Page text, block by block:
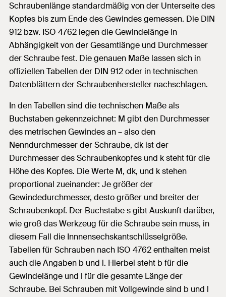
Schraubenlänge standardmäßig von der Unterseite des
Kopfes bis zum Ende des Gewindes gemessen. Die DIN
912 bzw. ISO 4762 legen die Gewindelänge in
Abhängigkeit von der Gesamtlänge und Durchmesser
der Schraube fest. Die genauen Maße lassen sich in
offiziellen Tabellen der DIN 912 oder in technischen
Datenblättern der Schraubenhersteller nachschlagen.
In den Tabellen sind die technischen Maße als
Buchstaben gekennzeichnet: M gibt den Durchmesser
des metrischen Gewindes an – also den
Nenndurchmesser der Schraube, dk ist der
Durchmesser des Schraubenkopfes und k steht für die
Höhe des Kopfes. Die Werte M, dk, und k stehen
proportional zueinander: Je größer der
Gewindedurchmesser, desto größer und breiter der
Schraubenkopf. Der Buchstabe s gibt Auskunft darüber,
wie groß das Werkzeug für die Schraube sein muss, in
diesem Fall die Innnensechskantschlüsselgröße.
Tabellen für Schrauben nach ISO 4762 enthalten meist
auch die Angaben b und l. Hierbei steht b für die
Gewindelänge und l für die gesamte Länge der
Schraube. Bei Schrauben mit Vollgewinde sind b und l